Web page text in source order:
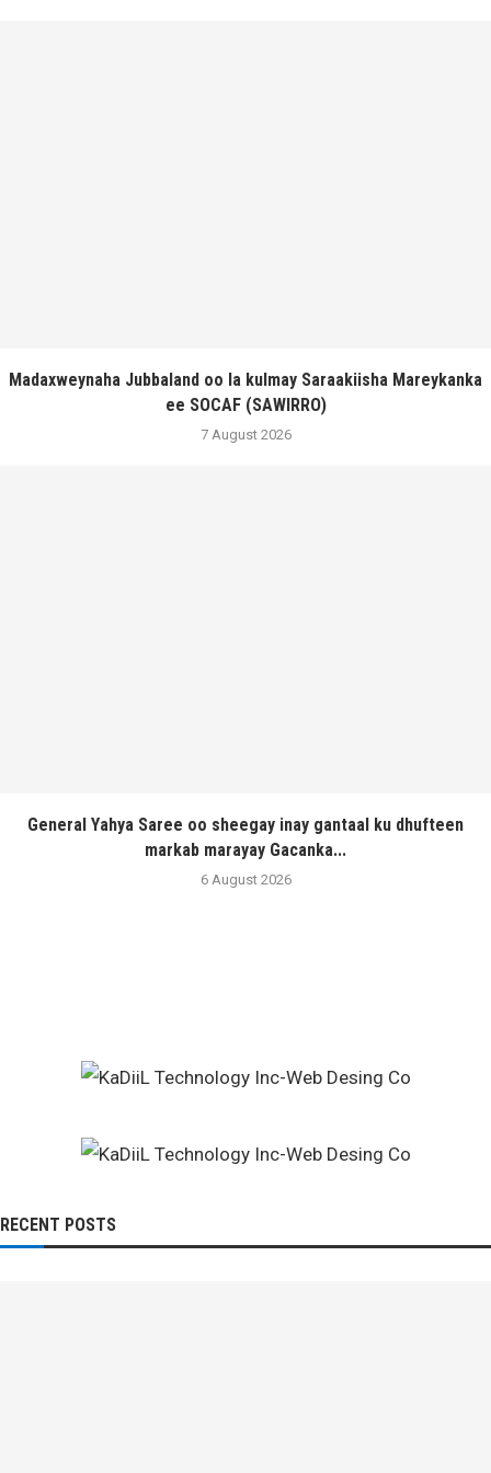
Madaxweynaha Jubbaland oo la kulmay Saraakiisha Mareykanka
ee SOCAF (SAWIRRO)
7 August 2026
General Yahya Saree oo sheegay inay gantaal ku dhufteen
markab marayay Gacanka...
6 August 2026
RECENT POSTS